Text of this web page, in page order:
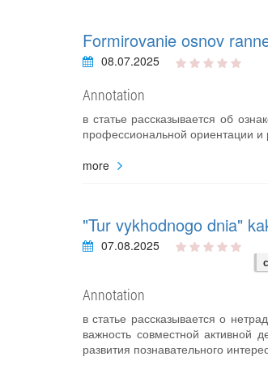
Formirovanie osnov
08.07.2025
Annotation
в статье рассказывается об
профессиональной ориентации и
more
"Tur vykhodnogo dnia"
07.08.2025
Annotation
в статье рассказывается о
важность совместной активной
развития познавательного